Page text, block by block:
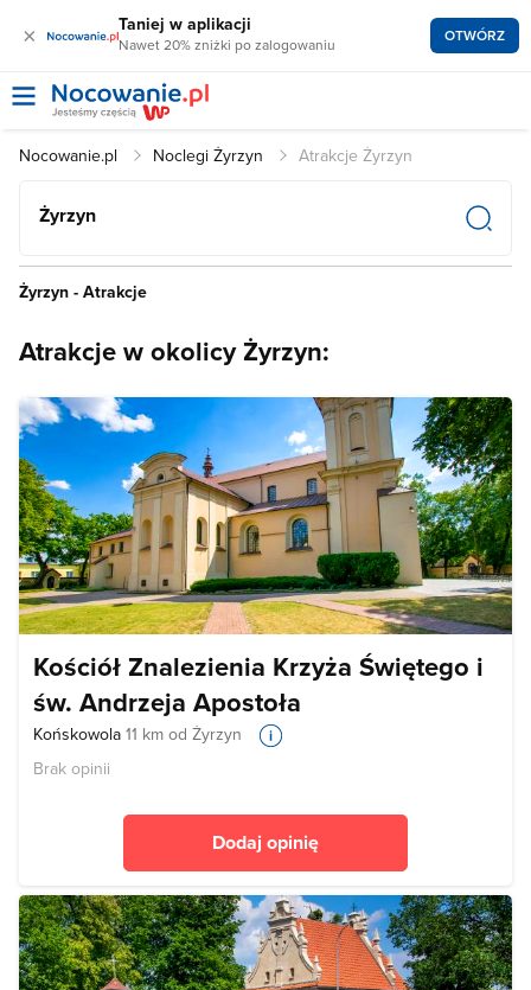
× Taniej w aplikacji
Nawet 20% zniżki po zalogowaniu OTWÓRZ
Nocowanie.pl Noclegi Żyrzyn Atrakcje Żyrzyn
Żyrzyn
Żyrzyn - Atrakcje
Atrakcje w okolicy Żyrzyn:
Kościół Znalezienia Krzyża Świętego i
św. Andrzeja Apostoła
Końskowola 11 km od Żyrzyn
Brak opinii
Dodaj opinię